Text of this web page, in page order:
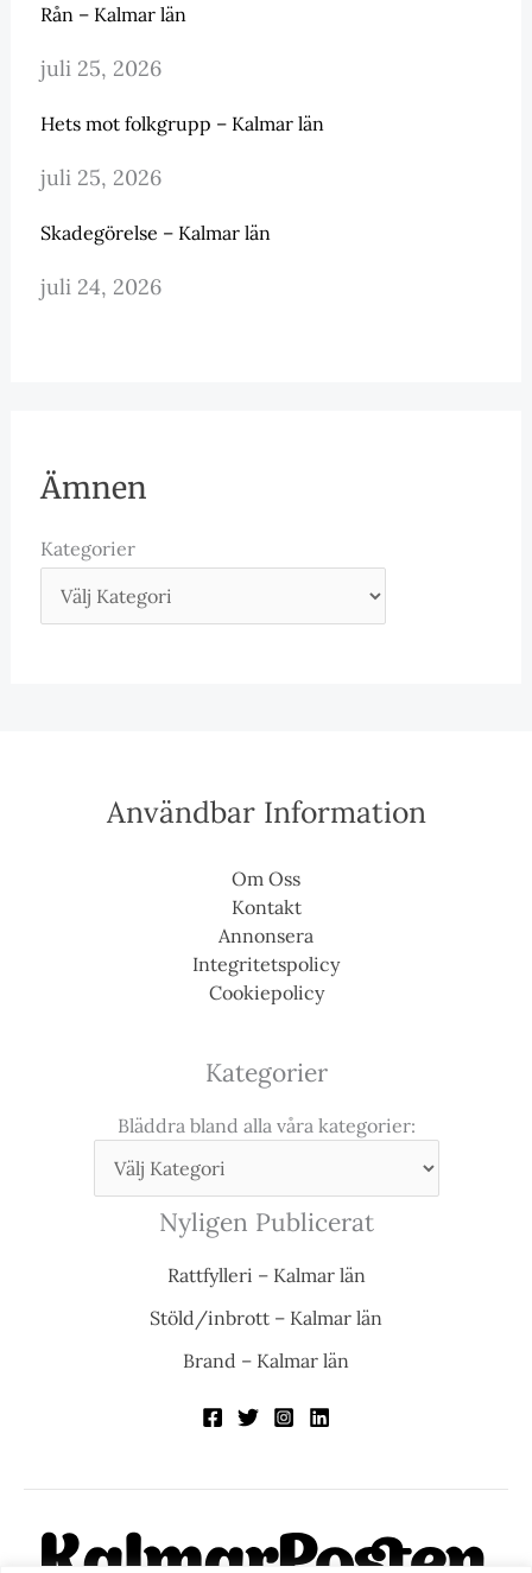
Rån – Kalmar län
juli 25, 2026
Hets mot folkgrupp – Kalmar län
juli 25, 2026
Skadegörelse – Kalmar län
juli 24, 2026
Ämnen
Kategorier
Användbar Information
Om Oss
Kontakt
Annonsera
Integritetspolicy
Cookiepolicy
Kategorier
Bläddra bland alla våra kategorier:
Nyligen Publicerat
Rattfylleri – Kalmar län
Stöld/inbrott – Kalmar län
Brand – Kalmar län